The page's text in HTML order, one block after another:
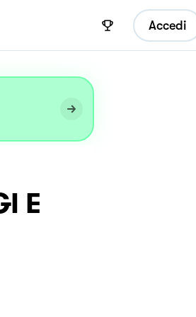
Accedi
E